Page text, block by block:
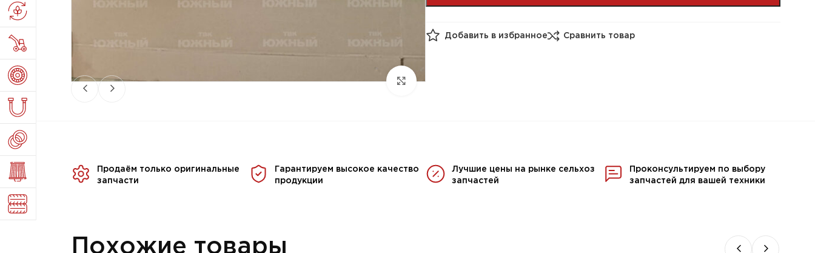
Добавить в избранное Сравнить товар
Продаём только оригинальные
запчасти
Гарантируем высокое качество
продукции
Лучшие цены на рынке сельхоз
запчастей
Проконсультируем по выбору
запчастей для вашей техники
Похожие товары